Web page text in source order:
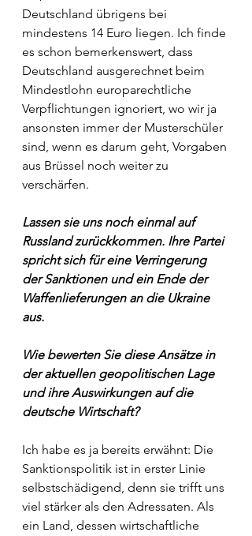
Deutschland übrigens bei
mindestens 14 Euro liegen. Ich finde
es schon bemerkenswert, dass
Deutschland ausgerechnet beim
Mindestlohn europarechtliche
Verpflichtungen ignoriert, wo wir ja
ansonsten immer der Musterschüler
sind, wenn es darum geht, Vorgaben
aus Brüssel noch weiter zu
verschärfen.
Lassen sie uns noch einmal auf
Russland zurückkommen. Ihre Partei
spricht sich für eine Verringerung
der Sanktionen und ein Ende der
Waffenlieferungen an die Ukraine
aus.
Wie bewerten Sie diese Ansätze in
der aktuellen geopolitischen Lage
und ihre Auswirkungen auf die
deutsche Wirtschaft?
Ich habe es ja bereits erwähnt: Die
Sanktionspolitik ist in erster Linie
selbstschädigend, denn sie trifft uns
viel stärker als den Adressaten. Als
ein Land, dessen wirtschaftliche